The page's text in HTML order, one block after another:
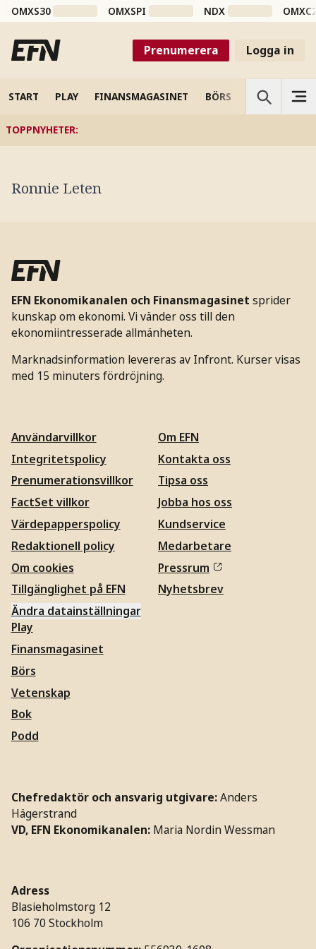
OMXS30 OMXSPI NDX
Prenumerera Logga in
START PLAY FINANSMAGASINET BÖRS VETENSKAP
TOPPNYHETER:
Ronnie Leten
EFN Ekonomikanalen och Finansmagasinet sprider
kunskap om ekonomi. Vi vänder oss till den
ekonomiintresserade allmänheten.
Marknadsinformation levereras av Infront. Kurser visas
med 15 minuters fördröjning.
Användarvillkor
Integritetspolicy
Prenumerationsvillkor
FactSet villkor
Värdepapperspolicy
Redaktionell policy
Om cookies
Tillgänglighet på EFN
Ändra datainställningar
Om EFN
Kontakta oss
Tipsa oss
Jobba hos oss
Kundservice
Medarbetare
Pressrum
Nyhetsbrev
Play
Finansmagasinet
Börs
Vetenskap
Bok
Podd
Chefredaktör och ansvarig utgivare: Anders
Hägerstrand
VD, EFN Ekonomikanalen: Maria Nordin Wessman
Adress
Blasieholmstorg 12
106 70 Stockholm